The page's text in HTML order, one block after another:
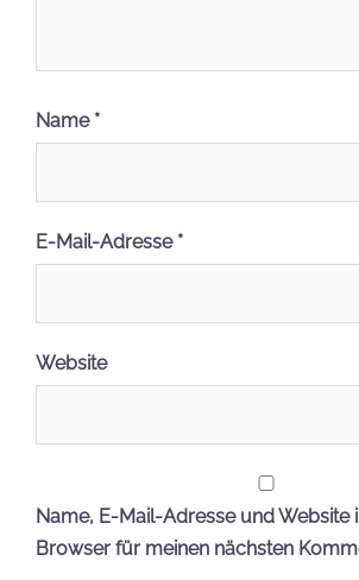
Name *
E-Mail-Adresse *
Website
Name, E-Mail-Adresse und Website
Browser für meinen nächsten